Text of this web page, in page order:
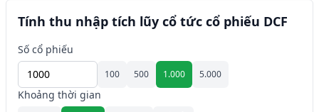
Tính thu nhập tích lũy cổ tức cổ phiếu DCF
Số cổ phiếu
100 500 1.000 5.000
Khoảng thời gian